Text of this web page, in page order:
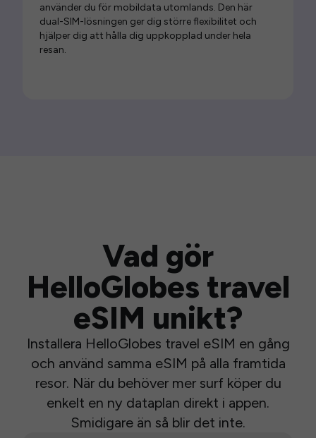
använder du för mobildata utomlands. Den här
dual-SIM-lösningen ger dig större flexibilitet och
hjälper dig att hålla dig uppkopplad under hela
resan.
Vad gör
HelloGlobes travel
eSIM unikt?
Installera HelloGlobes travel eSIM en gång
och använd samma eSIM på alla framtida
resor. När du behöver mer surf köper du
enkelt en ny dataplan direkt i appen.
Smidigare än så blir det inte.